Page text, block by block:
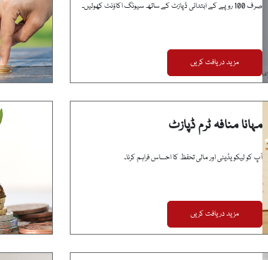
صرف 100 روپے کے ابتدائی ڈپازٹ کے ساتھ سیونگ اکاؤنٹ کھولیں۔
مزید دریافت کریں
مہانا منافہ ٹرم ڈپازٹ
آپ کو لیکویڈیٹی اور مالی تحفظ کا احساس فراہم کرنا۔
مزید دریافت کریں